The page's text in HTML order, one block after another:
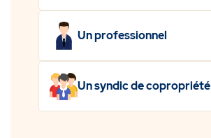
Un professionnel
Un syndic de copropriété